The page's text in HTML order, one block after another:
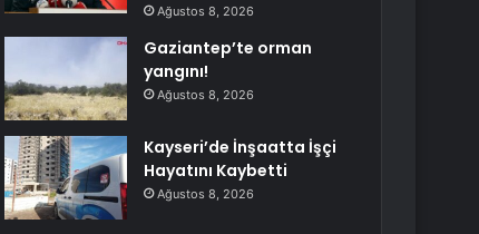
Ağustos 8, 2026
Gaziantep’te orman
yangını!
Ağustos 8, 2026
Kayseri’de İnşaatta İşçi
Hayatını Kaybetti
Ağustos 8, 2026